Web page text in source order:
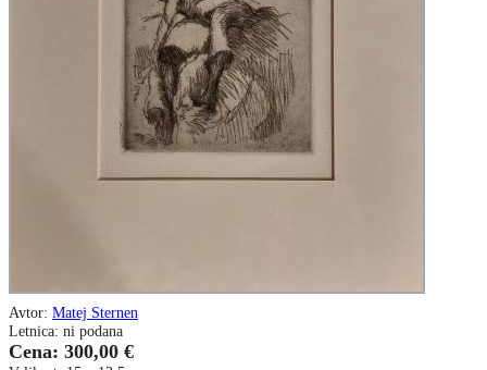
Avtor: Matej Sternen
Letnica: ni podana
Cena: 300,00 €